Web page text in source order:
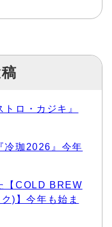
ロ・カジキ』
冷珈2026』今年
【COLD BREW
)】今年も始ま